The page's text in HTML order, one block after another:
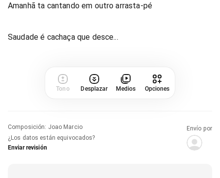
Amanhã ta cantando em outro arrasta-pé
Saudade é cachaça que desce...
Tono Desplazar Medios Opciones
Composición: Joao Marcio
¿Los datos están equivocados?
Enviar revisión
Envío por